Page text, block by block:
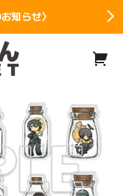
知らせ〉